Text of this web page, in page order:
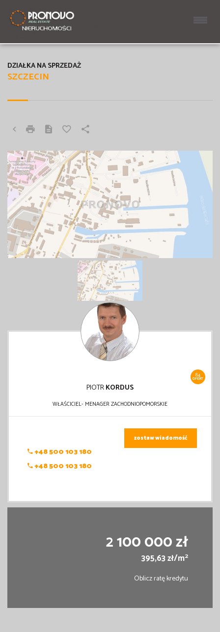
SZCZECIN
DZIAŁKA NA SPRZEDAŻ
84
OFERT
PIOTRKORDUS
WŁAŚCICIEL- MENAGER ZACHODNIOPOMORSKIE
+48 500 103 180
+48 500 103 180
zostaw wiadomość
2 100 000 zł
395,63 zł/m2
Oblicz ratę kredytu